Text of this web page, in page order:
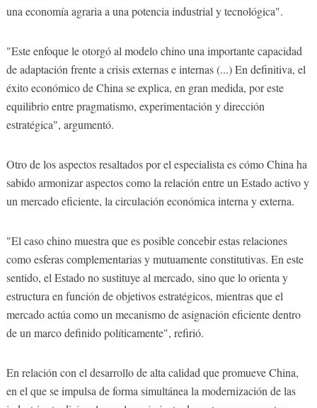
una economía agraria a una potencia industrial y tecnológica".
"Este enfoque le otorgó al modelo chino una importante capacidad
de adaptación frente a crisis externas e internas (...) En definitiva, el
éxito económico de China se explica, en gran medida, por este
equilibrio entre pragmatismo, experimentación y dirección
estratégica", argumentó.
Otro de los aspectos resaltados por el especialista es cómo China ha
sabido armonizar aspectos como la relación entre un Estado activo y
un mercado eficiente, la circulación económica interna y externa.
"El caso chino muestra que es posible concebir estas relaciones
como esferas complementarias y mutuamente constitutivas. En este
sentido, el Estado no sustituye al mercado, sino que lo orienta y
estructura en función de objetivos estratégicos, mientras que el
mercado actúa como un mecanismo de asignación eficiente dentro
de un marco definido políticamente", refirió.
En relación con el desarrollo de alta calidad que promueve China,
en el que se impulsa de forma simultánea la modernización de las